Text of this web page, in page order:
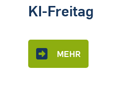
KI-Freitag
MEHR